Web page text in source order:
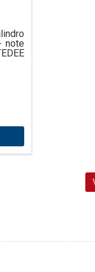
note